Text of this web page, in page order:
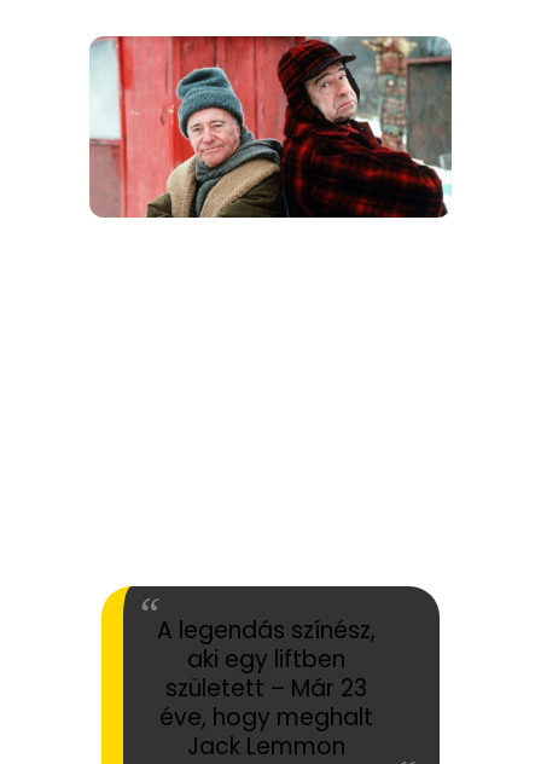
A legendás színész,
aki egy liftben
született – Már 23
éve, hogy meghalt
Jack Lemmon